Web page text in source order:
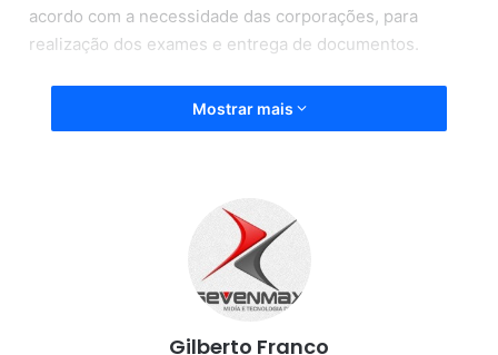
acordo com a necessidade das corporações, para
realização dos exames e entrega de documentos.
“Todos sabem das dificuldades que temos enfrentado
para nomeação de novos servidores neste contexto de
esforços para ampliar os investimentos também na área
da segurança pública”, afirmou.
Mostrar mais
Gilberto Franco